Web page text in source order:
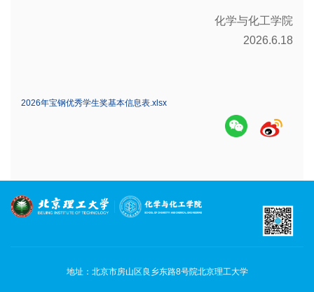
化学与化工学院
2026.6.18
2026年宝钢优秀学生奖基本信息表.xlsx
地址：北京市房山区良乡东路8号院北京理工大学